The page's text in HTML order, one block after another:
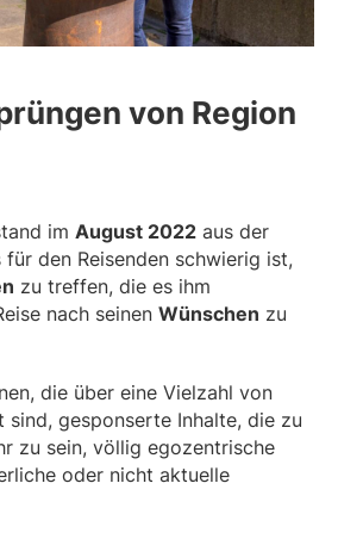
von Region
im August 2022 aus der
für den Reisenden schwierig ist,
zu treffen, die es ihm
nach seinen Wünschen zu
die über eine Vielzahl von
gesponserte Inhalte, die zu
zu sein, völlig egozentrische
oder nicht aktuelle